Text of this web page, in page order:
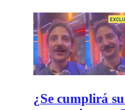
¿Se cumplirá